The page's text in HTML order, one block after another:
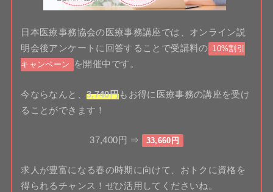
日本医療事務協会の医療事務講座では、オンライン説
明会後アンケートに回答することで受講料の 10%割引
キャンペーン
を開催中です。
今ならなんと、 3,740円もお得に医療事務の講座を受け
ることができます！
37,400円 ⇒ 33,660円
求人が豊富になる春の時期に向けて、おトクに資格を
得られるチャンス！ぜひ活用してくださいね。